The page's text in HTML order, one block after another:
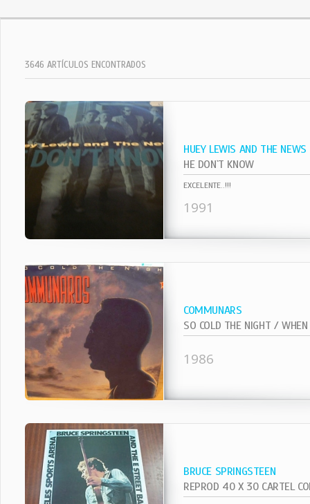
3646 ARTÍCULOS ENCONTRADOS
HUEY LEWIS AND THE NEWS
HE DON`T KNOW
EXCELENTE..!!!
1991
COMMUNARS
1986
BRUCE SPRINGSTEEN